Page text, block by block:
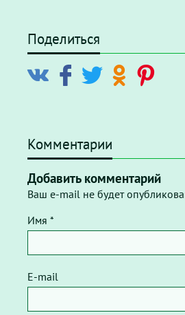
Поделиться
Комментарии
Добавить комментарий
Ваш e-mail не будет
Имя *
E-mail